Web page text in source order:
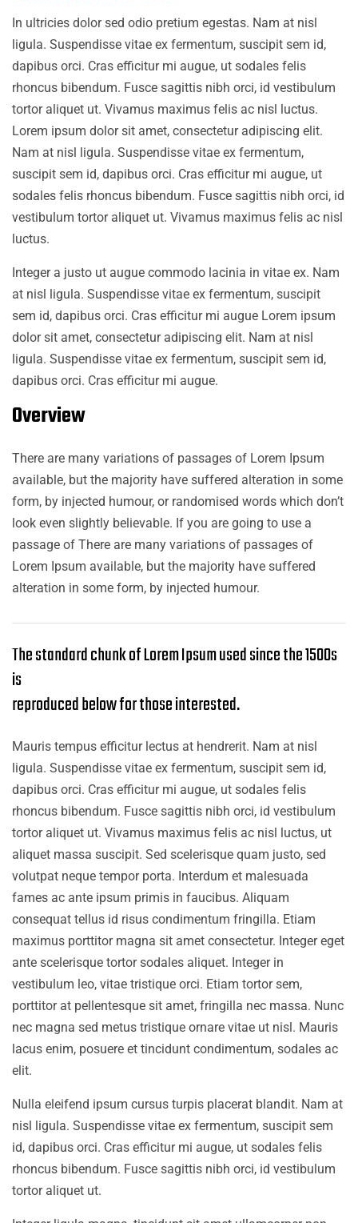
In ultricies dolor sed odio pretium egestas. Nam at nisl
ligula. Suspendisse vitae ex fermentum, suscipit sem id,
dapibus orci. Cras efficitur mi augue, ut sodales felis
rhoncus bibendum. Fusce sagittis nibh orci, id vestibulum
tortor aliquet ut. Vivamus maximus felis ac nisl luctus.
Lorem ipsum dolor sit amet, consectetur adipiscing elit.
Nam at nisl ligula. Suspendisse vitae ex fermentum,
suscipit sem id, dapibus orci. Cras efficitur mi augue, ut
sodales felis rhoncus bibendum. Fusce sagittis nibh orci, id
vestibulum tortor aliquet ut. Vivamus maximus felis ac nisl
luctus.
Integer a justo ut augue commodo lacinia in vitae ex. Nam
at nisl ligula. Suspendisse vitae ex fermentum, suscipit
sem id, dapibus orci. Cras efficitur mi augue Lorem ipsum
dolor sit amet, consectetur adipiscing elit. Nam at nisl
ligula. Suspendisse vitae ex fermentum, suscipit sem id,
dapibus orci. Cras efficitur mi augue.
Overview
There are many variations of passages of Lorem Ipsum
available, but the majority have suffered alteration in some
form, by injected humour, or randomised words which don’t
look even slightly believable. If you are going to use a
passage of There are many variations of passages of
Lorem Ipsum available, but the majority have suffered
alteration in some form, by injected humour.
The standard chunk of Lorem Ipsum used since the 1500s
is
reproduced below for those interested.
Mauris tempus efficitur lectus at hendrerit. Nam at nisl
ligula. Suspendisse vitae ex fermentum, suscipit sem id,
dapibus orci. Cras efficitur mi augue, ut sodales felis
rhoncus bibendum. Fusce sagittis nibh orci, id vestibulum
tortor aliquet ut. Vivamus maximus felis ac nisl luctus, ut
aliquet massa suscipit. Sed scelerisque quam justo, sed
volutpat neque tempor porta. Interdum et malesuada
fames ac ante ipsum primis in faucibus. Aliquam
consequat tellus id risus condimentum fringilla. Etiam
maximus porttitor magna sit amet consectetur. Integer eget
ante scelerisque tortor sodales aliquet. Integer in
vestibulum leo, vitae tristique orci. Etiam tortor sem,
porttitor at pellentesque sit amet, fringilla nec massa. Nunc
nec magna sed metus tristique ornare vitae ut nisl. Mauris
lacus enim, posuere et tincidunt condimentum, sodales ac
elit.
Nulla eleifend ipsum cursus turpis placerat blandit. Nam at
nisl ligula. Suspendisse vitae ex fermentum, suscipit sem
id, dapibus orci. Cras efficitur mi augue, ut sodales felis
rhoncus bibendum. Fusce sagittis nibh orci, id vestibulum
tortor aliquet ut.